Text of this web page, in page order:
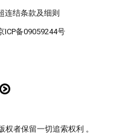
连结条款及细则
ICP备09059244号
者保留一切追索权利 。